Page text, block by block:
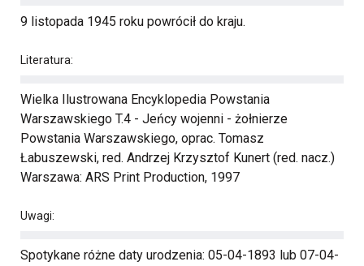
9 listopada 1945 roku powrócił do kraju.
Literatura:
Wielka Ilustrowana Encyklopedia Powstania
Warszawskiego T.4 - Jeńcy wojenni - żołnierze
Powstania Warszawskiego, oprac. Tomasz
Łabuszewski, red. Andrzej Krzysztof Kunert (red. nacz.)
Warszawa: ARS Print Production, 1997
Uwagi:
Spotykane różne daty urodzenia: 05-04-1893 lub 07-04-